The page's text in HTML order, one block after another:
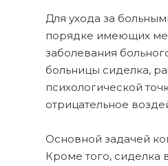
Для ухода за
порядке имеющих
заболевания
больницы сиделка,
психологической
отрицательное
Основной задачей
Кроме того, сиделка